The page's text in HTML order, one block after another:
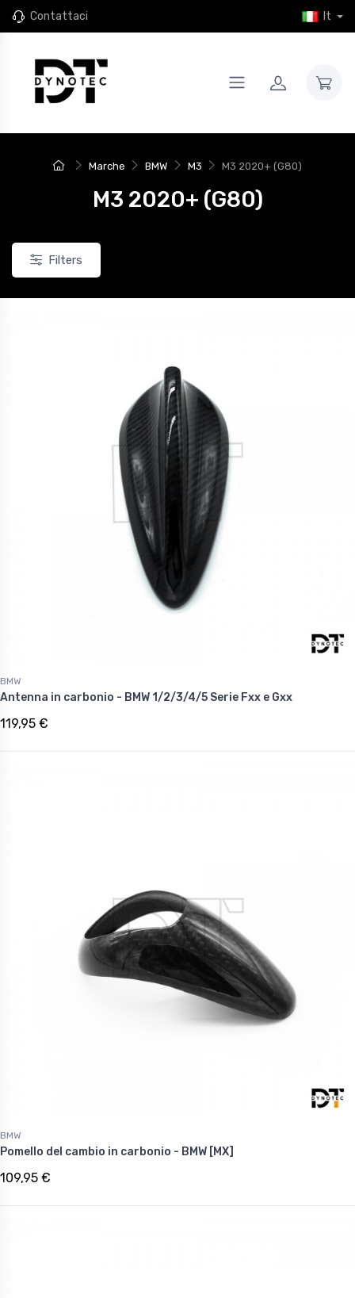
Contattaci It
Marche BMW M3 M3 2020+ (G80)
M3 2020+ (G80)
Filters
BMW
Antenna in carbonio - BMW 1/2/3/4/5 Serie Fxx e Gxx
119,95 €
BMW
Pomello del cambio in carbonio - BMW [MX]
109,95 €